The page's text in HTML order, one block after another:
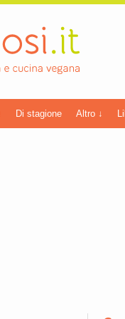
Di stagione Altro ↓